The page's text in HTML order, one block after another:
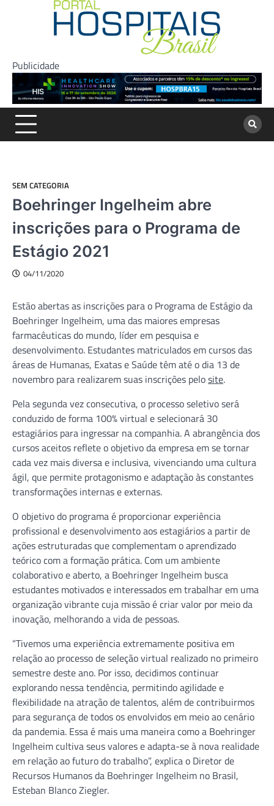
Publicidade
SEM CATEGORIA
Boehringer Ingelheim abre
inscrições para o Programa de
Estágio 2021
04/11/2020
Estão abertas as inscrições para o Programa de Estágio da
Boehringer Ingelheim, uma das maiores empresas
farmacêuticas do mundo, líder em pesquisa e
desenvolvimento. Estudantes matriculados em cursos das
áreas de Humanas, Exatas e Saúde têm até o dia 13 de
novembro para realizarem suas inscrições pelosite.
Pela segunda vez consecutiva, o processo seletivo será
conduzido de forma 100% virtual e selecionará 30
estagiários para ingressar na companhia. A abrangência dos
cursos aceitos reflete o objetivo da empresa em se tornar
cada vez mais diversa e inclusiva, vivenciando uma cultura
ágil, que permite protagonismo e adaptação às constantes
transformações internas e externas.
O objetivo do programa é proporcionar experiência
profissional e desenvolvimento aos estagiários a partir de
ações estruturadas que complementam o aprendizado
teórico com a formação prática. Com um ambiente
colaborativo e aberto, a Boehringer Ingelheim busca
estudantes motivados e interessados ​​​​em trabalhar em uma
organização vibrante cuja missão é criar valor por meio da
inovação, melhorando a vida de pessoas.
“Tivemos uma experiência extremamente positiva em
relação ao processo de seleção virtual realizado no primeiro
semestre deste ano. Por isso, decidimos continuar
explorando nessa tendência, permitindo agilidade e
flexibilidade na atração de talentos, além de contribuirmos
para segurança de todos os envolvidos em meio ao cenário
da pandemia. Essa é mais uma maneira como a Boehringer
Ingelheim cultiva seus valores e adapta-se à nova realidade
em relação ao futuro do trabalho”, explica o Diretor de
Recursos Humanos da Boehringer Ingelheim no Brasil,
Esteban Blanco Ziegler.